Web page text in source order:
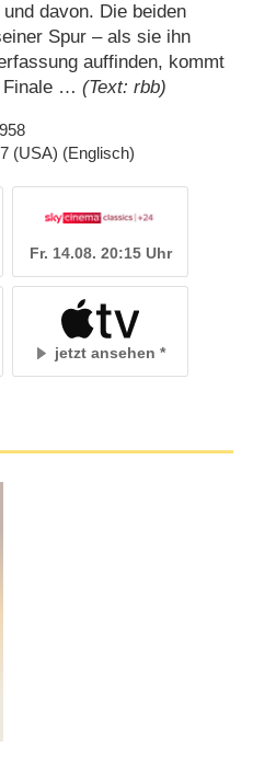
davon. Die beiden
Spur – als sie ihn
auffinden, kommt
Finale … (Text: rbb)
(USA) (Englisch)
Fr. 14.08. 20:15 Uhr
jetzt ansehen